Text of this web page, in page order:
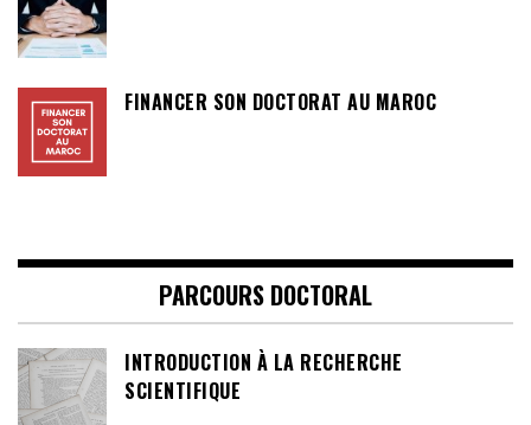
FINANCER SON DOCTORAT AU MAROC
PARCOURS DOCTORAL
INTRODUCTION À LA RECHERCHE
SCIENTIFIQUE